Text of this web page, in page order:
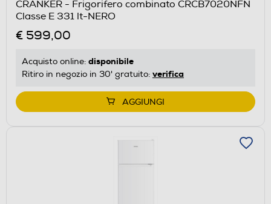
CRANKER - Frigorifero combinato CRCB7020NFN
Classe E 331 lt-NERO
€ 599,00
Acquisto online: disponibile
Ritiro in negozio in 30' gratuito: verifica
AGGIUNGI